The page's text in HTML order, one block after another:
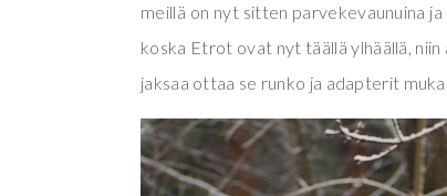
meillä on nyt sitten parvekevaunuina
koska Etrot ovat nyt täällä ylhäällä,
jaksaa ottaa se runko ja adapterit